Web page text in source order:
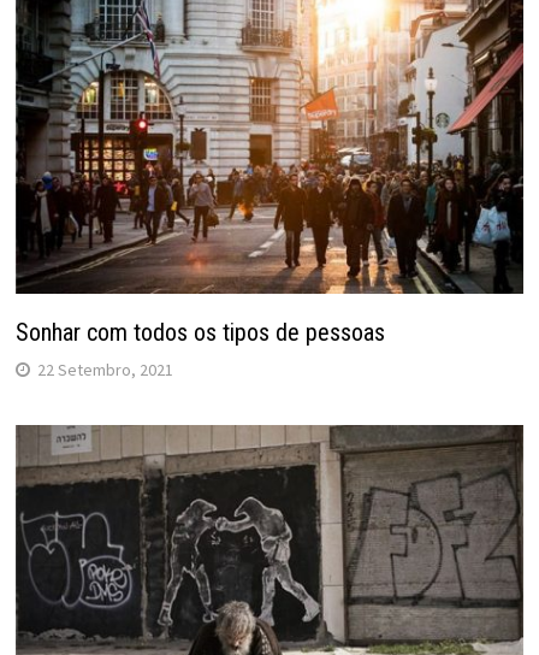
Sonhar com todos os tipos de pessoas
22 Setembro, 2021